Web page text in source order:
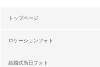
トップページ
ロケーションフォト
結婚式当日フォト